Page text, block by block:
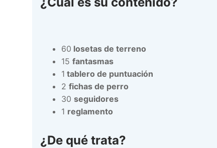
60 losetas de terreno
15 fantasmas
1 tablero de puntuación
2 fichas de perro
30 seguidores
1 reglamento
¿De qué trata?